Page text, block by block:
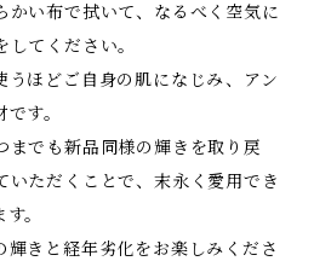
かい布で拭いて、なるべく空気に
てください。
うほどご自身の肌になじみ、アン
す。
までも新品同様の輝きを取り戻
いただくことで、末永く愛用でき
。
輝きと経年劣化をお楽しみくださ